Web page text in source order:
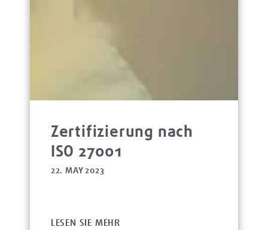
Zertifizierung nach
ISO 27001
22. MAY 2023
LESEN SIE MEHR